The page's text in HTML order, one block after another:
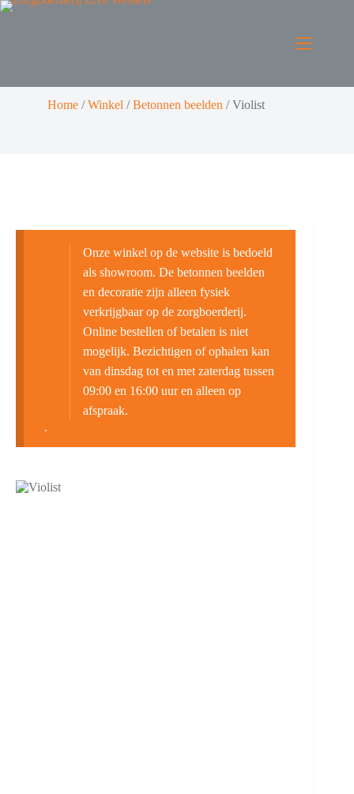
Home/Winkel /Betonnen beelden /Violist
Onze winkel op de website is bedoeld
als showroom. De betonnen beelden
en decoratie zijn alleen fysiek
verkrijgbaar op de zorgboerderij.
Online bestellen of betalen is niet
mogelijk. Bezichtigen of ophalen kan
van dinsdag tot en met zaterdag tussen
09:00 en 16:00 uur en alleen op
afspraak.
.